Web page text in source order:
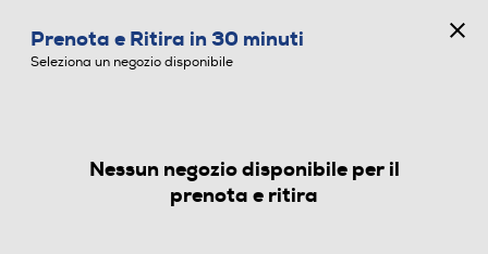
ADATTATORI NETWORKING
Prenota e Ritira in 30 minuti
Seleziona un negozio disponibile
Nessun negozio disponibile per il
prenota e ritira